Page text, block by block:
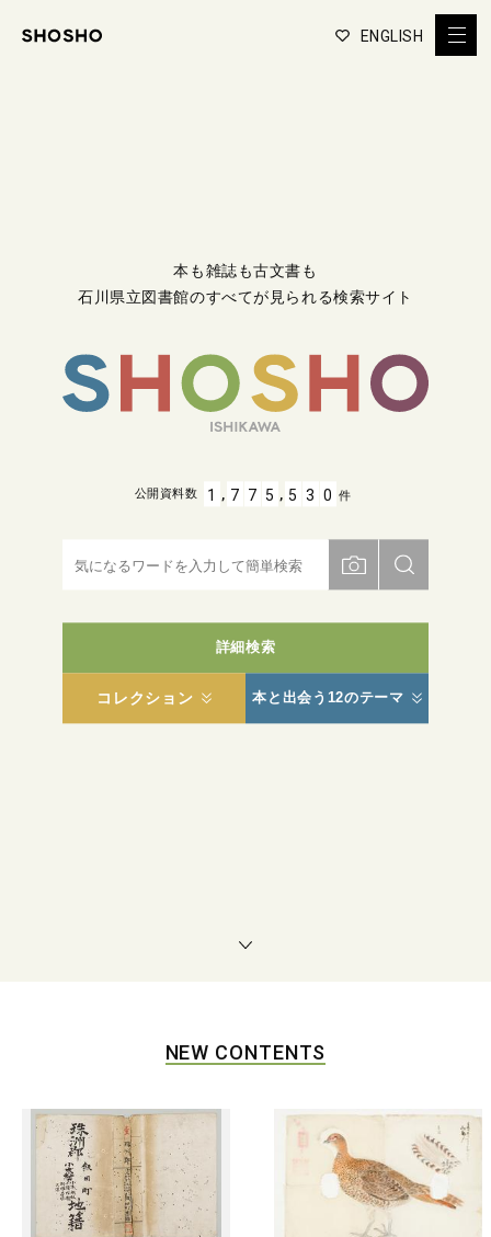
ENGLISH
本も雑誌も古文書も
石川県立図書館のすべてが見られる検索サイト
詳細検索
コレクション 本と出会う12のテーマ
公開資料数 1 , 7 7 5 , 5 3 0 件
NEW CONTENTS